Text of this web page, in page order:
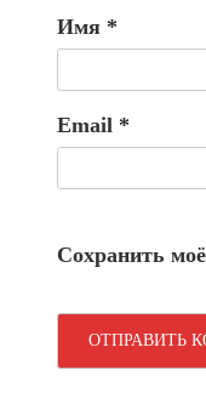
Имя *
Email *
Сохранить